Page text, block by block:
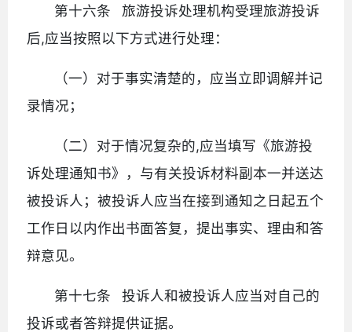
第十六条 旅游投诉处理机构受理旅游投诉
后,应当按照以下方式进行处理：
（一）对于事实清楚的，应当立即调解并记
录情况；
（二）对于情况复杂的,应当填写《旅游投
诉处理通知书》，与有关投诉材料副本一并送达
被投诉人；被投诉人应当在接到通知之日起五个
工作日以内作出书面答复，提出事实、理由和答
辩意见。
第十七条 投诉人和被投诉人应当对自己的
投诉或者答辩提供证据。